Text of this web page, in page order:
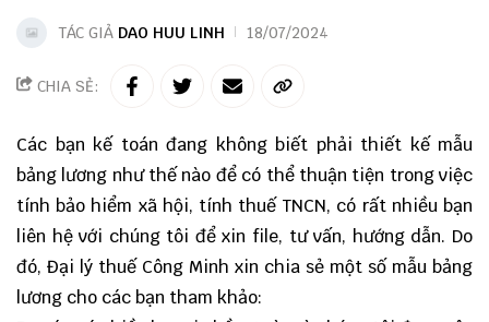
TÁC GIẢ DAO HUU LINH 18/07/2024
CHIA SẺ:
Các bạn kế toán đang không biết phải thiết kế mẫu
bảng lương như thế nào để có thể thuận tiện trong việc
tính bảo hiểm xã hội, tính thuế TNCN, có rất nhiều bạn
liên hệ với chúng tôi để xin file, tư vấn, hướng dẫn. Do
đó, Đại lý thuế Công Minh xin chia sẻ một số mẫu bảng
lương cho các bạn tham khảo: